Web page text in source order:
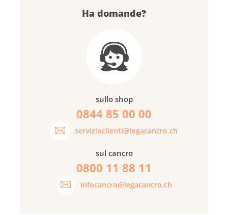
Ha domande?
sullo shop
0844 85 00 00
servizioclienti@legacancro.ch
sul cancro
0800 11 88 11
infocancro@legacancro.ch